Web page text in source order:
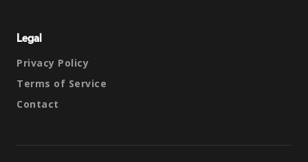
Legal
Privacy Policy
Terms of Service
Contact